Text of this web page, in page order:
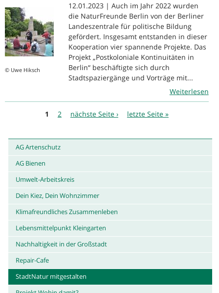
© Uwe Hiksch
12.01.2023 | Auch im Jahr 2022 wurden
die NaturFreunde Berlin von der Berliner
Landeszentrale für politische Bildung
gefördert. Insgesamt entstanden in dieser
Kooperation vier spannende Projekte. Das
Projekt „Postkoloniale Kontinuitäten in
Berlin“ beschäftigte sich durch
Stadtspaziergänge und Vorträge mit...
Weiterlesen
1 2 nächste Seite › letzte Seite »
AG Artenschutz
AG Bienen
Umwelt-Arbeitskreis
Dein Kiez, Dein Wohnzimmer
Klimafreundliches Zusammenleben
Lebensmittelpunkt Kleingarten
Nachhaltigkeit in der Großstadt
Repair-Cafe
StadtNatur mitgestalten